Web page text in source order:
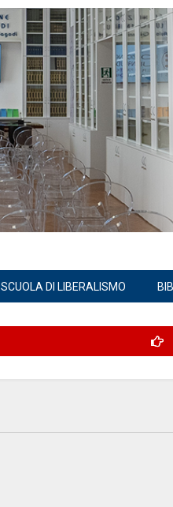
SCUOLA DI LIBERALISMO